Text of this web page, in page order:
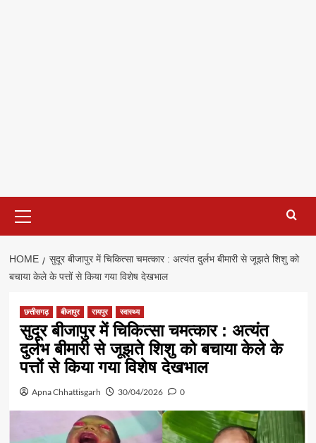
Menu
HOME
सुदूर बीजापुर में चिकित्सा चमत्कार : अत्यंत दुर्लभ बीमारी से जूझते शिशु को
बचाया केले के पत्तों से किया गया विशेष देखभाल
छत्तीसगढ़ बीजापुर रायपुर स्वास्थ्य
सुदूर बीजापुर में चिकित्सा चमत्कार : अत्यंत
दुर्लभ बीमारी से जूझते शिशु को बचाया केले के
पत्तों से किया गया विशेष देखभाल
Apna Chhattisgarh 30/04/2026 0